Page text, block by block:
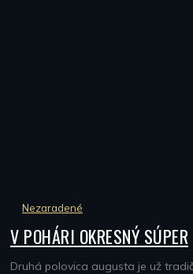
Nezaradené
V POHÁRI OKRESNÝ SÚPER
Druhá polovica augusta je už